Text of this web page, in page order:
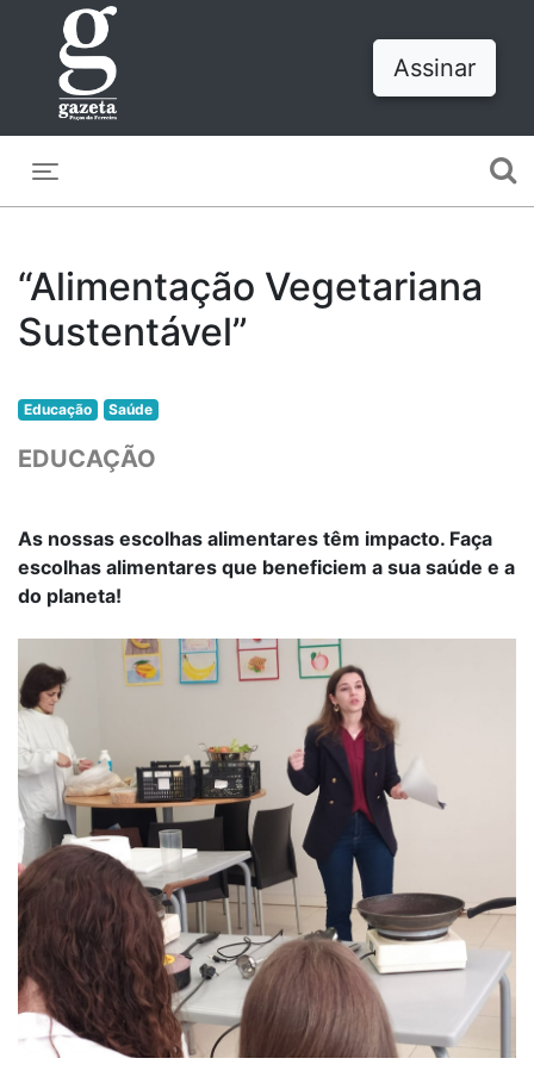
Assinar
“Alimentação Vegetariana
Sustentável”
Educação Saúde
EDUCAÇÃO
As nossas escolhas alimentares têm impacto. Faça
escolhas alimentares que beneficiem a sua saúde e a
do planeta!